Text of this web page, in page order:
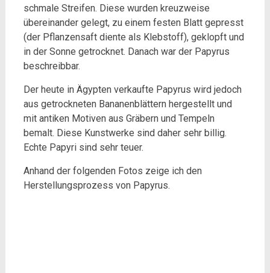
schmale Streifen. Diese wurden kreuzweise
übereinander gelegt, zu einem festen Blatt gepresst
(der Pflanzensaft diente als Klebstoff), geklopft und
in der Sonne getrocknet. Danach war der Papyrus
beschreibbar.
Der heute in Ägypten verkaufte Papyrus wird jedoch
aus getrockneten Bananenblättern hergestellt und
mit antiken Motiven aus Gräbern und Tempeln
bemalt. Diese Kunstwerke sind daher sehr billig.
Echte Papyri sind sehr teuer.
Anhand der folgenden Fotos zeige ich den
Herstellungsprozess von Papyrus.